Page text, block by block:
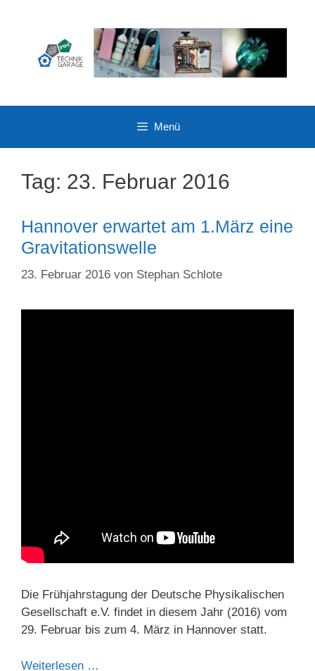
Menü
Tag: 23. Februar 2016
Hannover erwartet am 1.März eine
Gravitationswelle
23. Februar 2016 von Stephan Schlote
Die Frühjahrstagung der Deutsche Physikalischen
Gesellschaft e.V. findet in diesem Jahr (2016) vom
29. Februar bis zum 4. März in Hannover statt.
Weiterlesen …